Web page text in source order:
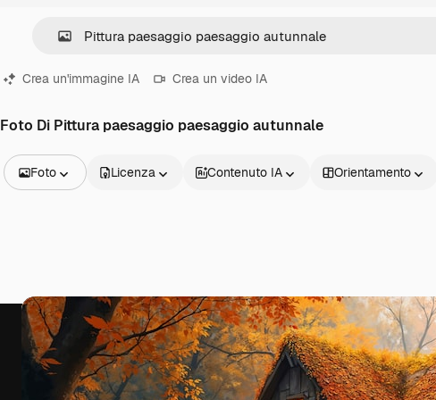
Crea un'immagine IA Crea un video IA
Foto Di Pittura paesaggio paesaggio autunnale
Foto
Video
Clip video
Motion graphic
Modelli di video
Icone
Modelli 3D
Licenza Contenuto IA Orientamento
Prodotti